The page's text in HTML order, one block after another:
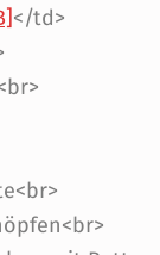
</td>